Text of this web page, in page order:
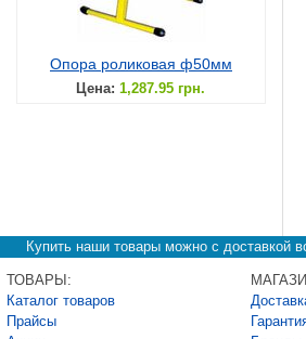
Опора роликовая ф50мм
Цена: 1,287.95 грн.
Купить наши товары можно с доставкой
ТОВАРЫ:
Каталог товаров
Прайсы